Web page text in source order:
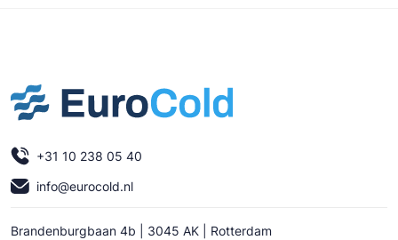
+31 10 238 05 40
info@eurocold.nl
Brandenburgbaan 4b | 3045 AK | Rotterdam